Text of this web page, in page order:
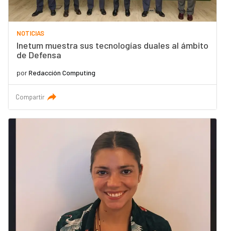
NOTICIAS
Inetum muestra sus tecnologías duales al ámbito
de Defensa
porRedacción Computing
Compartir